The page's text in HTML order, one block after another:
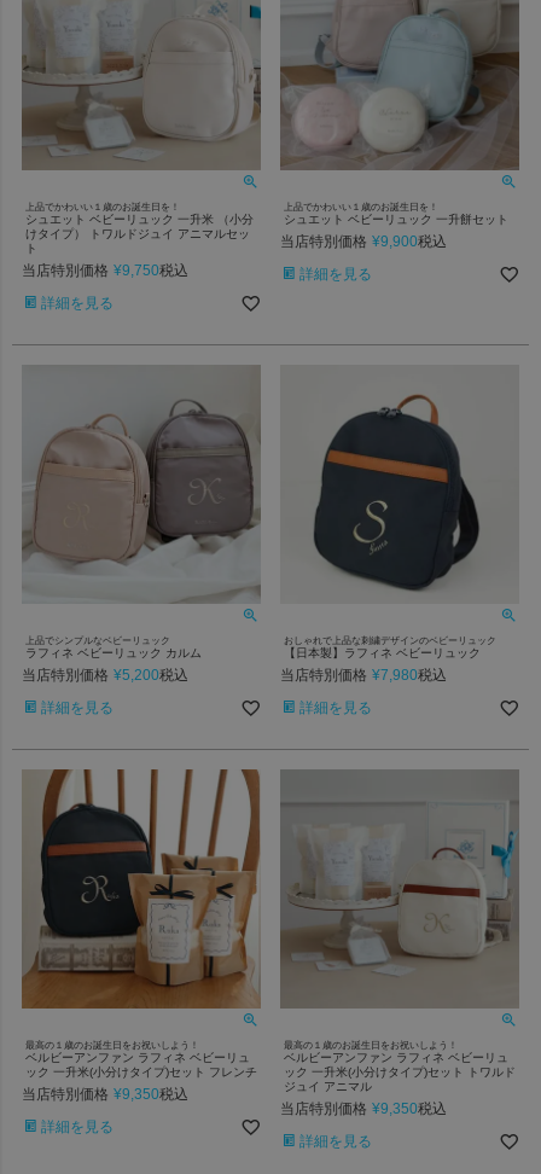
上品でかわいい１歳のお誕生日を！
シュエット ベビーリュック 一升米 （小分
けタイプ） トワルドジュイ アニマルセッ
ト
当店特別価格 ¥9,750税込
詳細を見る
上品でかわいい１歳のお誕生日を！
シュエット ベビーリュック 一升餅セット
当店特別価格 ¥9,900税込
詳細を見る
上品でシンプルなベビーリュック
ラフィネ ベビーリュック カルム
当店特別価格 ¥5,200税込
詳細を見る
おしゃれで上品な刺繍デザインのベビーリュック
【日本製】ラフィネ ベビーリュック
当店特別価格 ¥7,980税込
詳細を見る
最高の１歳のお誕生日をお祝いしよう！
ベルビーアンファン ラフィネ ベビーリュ
ック 一升米(小分けタイプ)セット フレンチ
当店特別価格 ¥9,350税込
詳細を見る
最高の１歳のお誕生日をお祝いしよう！
ベルビーアンファン ラフィネ ベビーリュ
ック 一升米(小分けタイプ)セット トワルド
ジュイ アニマル
当店特別価格 ¥9,350税込
詳細を見る